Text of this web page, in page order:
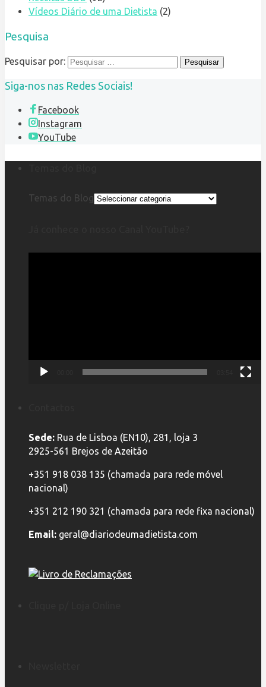
Vídeos Diário de uma Dietista (2)
Pesquisa
Pesquisar por:
Siga-nos nas Redes Sociais!
Facebook
Instagram
YouTube
Temas do Blog
Sede: Rua de Lisboa (EN10), 281, loja 3
2925-561 Brejos de Azeitão
+351 918 038 135 (chamada para rede móvel
nacional)
+351 212 190 321 (chamada para rede fixa nacional)
Email: geral@diariodeumadietista.com